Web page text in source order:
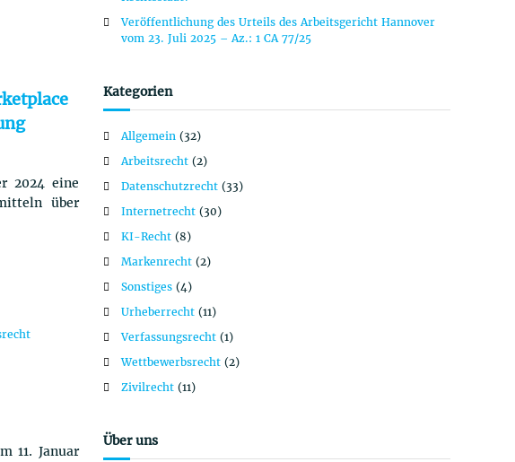
2024 eine
über
11. Januar
Veröffentlichung des Urteils des Arbeitsgericht Hannover
vom 23. Juli 2025 – Az.: 1 CA 77/25
Kategorien
Allgemein (32)
Arbeitsrecht (2)
Datenschutzrecht (33)
Internetrecht (30)
KI-Recht (8)
Markenrecht (2)
Sonstiges (4)
Urheberrecht (11)
Verfassungsrecht (1)
Wettbewerbsrecht (2)
Zivilrecht (11)
Über uns